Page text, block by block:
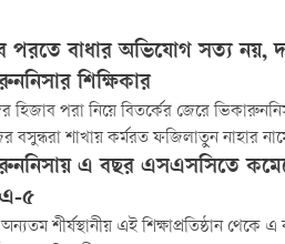
পরতে বাধার অভিযোগ সত্য নয়,
শিক্ষিকার
হিজাব পরা নিয়ে বিতর্কের জেরে
বসুন্ধরা শাখায় কর্মরত ফজিলাতুন নাহার
বরখাস্ত করা হয়েছে। আজ মঙ্গলবার (২৬
কলেজের ভারপ্রাপ্ত অধ্যক্ষ মাজেদা বেগম
তথ্য জানা যায়।
এ বছর এসএসসিতে
৫
শীর্ষস্থানীয় এই শিক্ষাপ্রতিষ্ঠান